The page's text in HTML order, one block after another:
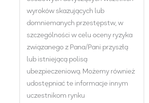
wyroków skazujących lub
domniemanych przestępstw, w
szczególności w celu oceny ryzyka
związanego z Pana/Pani przyszłą
lub istniejącą polisą
ubezpieczeniową. Możemy również
udostępniać te informacje innym
uczestnikom rynku